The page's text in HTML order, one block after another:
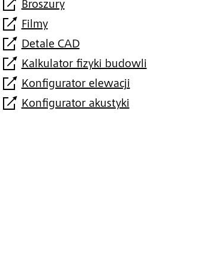
Broszury
Filmy
Detale CAD
Kalkulator fizyki budowli
Konfigurator elewacji
Konfigurator akustyki